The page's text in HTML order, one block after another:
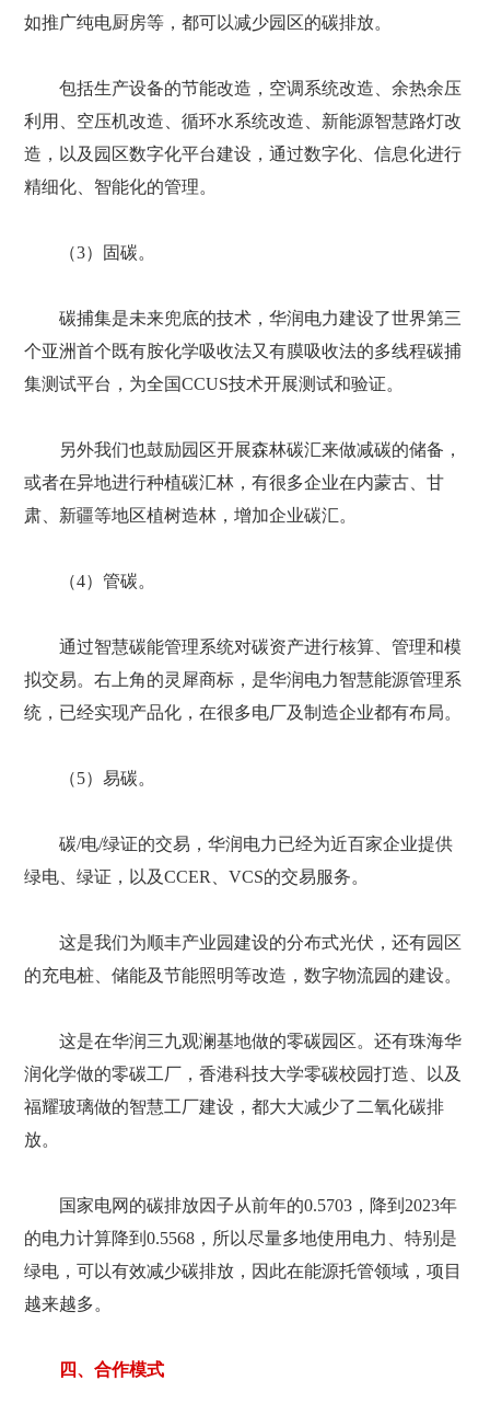
如推广纯电厨房等，都可以减少园区的碳排放。
包括生产设备的节能改造，空调系统改造、余热余压
利用、空压机改造、循环水系统改造、新能源智慧路灯改
造，以及园区数字化平台建设，通过数字化、信息化进行
精细化、智能化的管理。
（3）固碳。
碳捕集是未来兜底的技术，华润电力建设了世界第三
个亚洲首个既有胺化学吸收法又有膜吸收法的多线程碳捕
集测试平台，为全国CCUS技术开展测试和验证。
另外我们也鼓励园区开展森林碳汇来做减碳的储备，
或者在异地进行种植碳汇林，有很多企业在内蒙古、甘
肃、新疆等地区植树造林，增加企业碳汇。
（4）管碳。
通过智慧碳能管理系统对碳资产进行核算、管理和模
拟交易。右上角的灵犀商标，是华润电力智慧能源管理系
统，已经实现产品化，在很多电厂及制造企业都有布局。
（5）易碳。
碳/电/绿证的交易，华润电力已经为近百家企业提供
绿电、绿证，以及CCER、VCS的交易服务。
这是我们为顺丰产业园建设的分布式光伏，还有园区
的充电桩、储能及节能照明等改造，数字物流园的建设。
这是在华润三九观澜基地做的零碳园区。还有珠海华
润化学做的零碳工厂，香港科技大学零碳校园打造、以及
福耀玻璃做的智慧工厂建设，都大大减少了二氧化碳排
放。
国家电网的碳排放因子从前年的0.5703，降到2023年
的电力计算降到0.5568，所以尽量多地使用电力、特别是
绿电，可以有效减少碳排放，因此在能源托管领域，项目
越来越多。
四、合作模式